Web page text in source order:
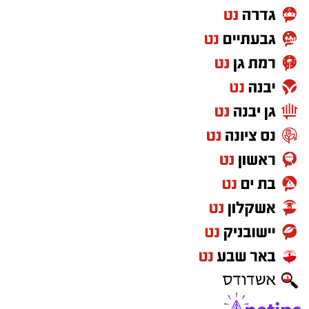
לחייהם, תושבי דימונה. על פי פרטי החקירה,
ביולי, יום לאחר המועד שבו דווח כי נראה לאחרונה
בתל אביב.
​היום, במקביל למציאת הגופה, הובאו שני החשודים
בשנית לבית המשפט. בעוד שבתחילה נעצרו בחשד
לשיבוש מהלכי חקירה וקשירת קשר לביצוע פשע,
מסרה המשטרה כי כעת נבדקת מעורבותם הישירה
במותו של דיין. בית המשפט נעתר לבקשת
החוקרים והאריך את מעצרם של השניים בשישה
ימים נוספים, עד ל-12 באוגוסט 2026.
​ממשטרת ישראל נמסר בתגובה: "אנו משתתפים
בצערה הכבד של המשפחה ונמשיך לנהל חקירה
מקצועית, יסודית ומעמיקה במטרה להגיע לחקר